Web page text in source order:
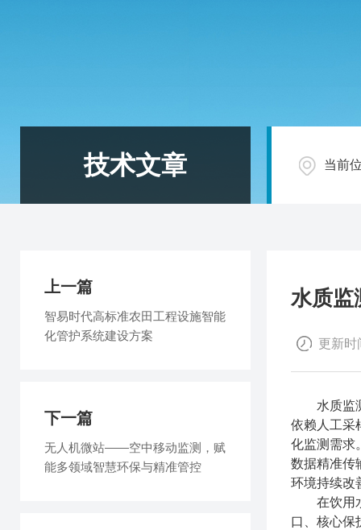
技术文章 当前
水质
更新时
水质监测
依赖人工采
化监测需求
数据精准传
环境持续改
在饮用水
口、核心保
上一篇
智易时代高标准农田工程设施智能
化管护系统建设方案
下一篇
无人机微站——空中移动监测，赋
能多领域智慧环保与精准管控